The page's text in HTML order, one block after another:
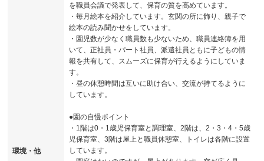
環境・他
を職員会議で発表して、保育の質を高めています。
・毎月絵本を紹介しています。玄関の所に飾り、親子で
絵本の読み聞かせをしています。
・園児数が少なく職員数も少ないため、職員連絡簿を用
いて、正社員・パート社員、派遣社員ともに子どもの情
報を共有して、スムーズに保育が行えるようにしていま
す。
・昼の休憩時間は互いに助け合い、交流が持てるように
しています。
●園の自慢ポイント
・1階は0・1歳児保育室と調理室、2階は、2・3・4・5歳
児保育室、3階は屋上と職員休憩室、トイレは各階に設置
しています。